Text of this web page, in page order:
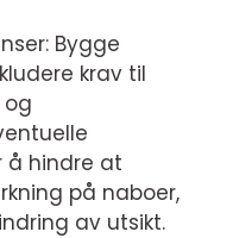
Bygge
krav til
å hindre at
på naboer,
av utsikt.